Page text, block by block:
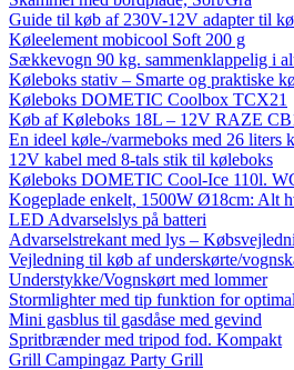
Guide til køb af 230V-12V adapter til
Køleelement mobicool Soft 200 g
Sækkevogn 90 kg. sammenklappelig i
Køleboks stativ – Smarte og praktiske
Køleboks DOMETIC Coolbox TCX21
Køb af Køleboks 18L – 12V RAZE
En ideel køle-/varmeboks med 26 liters
12V kabel med 8-tals stik til køleboks
Køleboks DOMETIC Cool-Ice 110l.
Kogeplade enkelt, 1500W Ø18cm: Alt
LED Advarselslys på batteri
Advarselstrekant med lys –
Vejledning til køb af underskørte/
Understykke/Vognskørt med lommer
Stormlighter med tip funktion for
Mini gasblus til gasdåse med gevind
Spritbrænder med tripod fod. Kompakt
Grill Campingaz Party Grill